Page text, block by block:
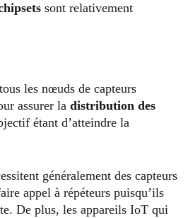
sont relativement
les nœuds de capteurs
assurer la distribution des
étant d’atteindre la
généralement des capteurs
appel à répéteurs puisqu’ils
De plus, les appareils IoT qui